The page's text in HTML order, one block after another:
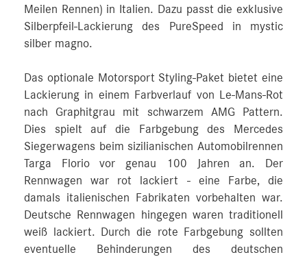
Meilen Rennen) in Italien. Dazu passt die exklusive
Silberpfeil-Lackierung des PureSpeed in mystic
silber magno.
Das optionale Motorsport Styling-Paket bietet eine
Lackierung in einem Farbverlauf von Le-Mans-Rot
nach Graphitgrau mit schwarzem AMG Pattern.
Dies spielt auf die Farbgebung des Mercedes
Siegerwagens beim sizilianischen Automobilrennen
Targa Florio vor genau 100 Jahren an. Der
Rennwagen war rot lackiert - eine Farbe, die
damals italienischen Fabrikaten vorbehalten war.
Deutsche Rennwagen hingegen waren traditionell
weiß lackiert. Durch die rote Farbgebung sollten
eventuelle Behinderungen des deutschen